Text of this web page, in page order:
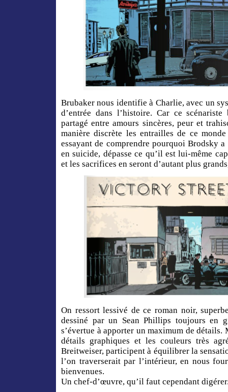
Brubaker nous identifie à Charlie, avec un
d’entrée dans l’histoire. Car ce
partagé entre amours sincères, peur et
manière discrète les entrailles de ce
essayant de comprendre pourquoi Brodsky
en suicide, dépasse ce qu’il est lui-même
et les sacrifices en seront d’autant plus
On ressort lessivé de ce roman noir,
dessiné par un Sean Phillips toujours en
s’évertue à apporter un maximum de
détails graphiques et les couleurs très
Breitweiser, participent à équilibrer la
l’on traverserait par l’intérieur, en nous
bienvenues.
Un chef-d’œuvre, qu’il faut cependant